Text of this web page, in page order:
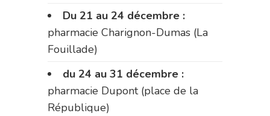
Du 21 au 24 décembre :
pharmacie Charignon-Dumas (La
Fouillade)
du 24 au 31 décembre :
pharmacie Dupont (place de la
République)